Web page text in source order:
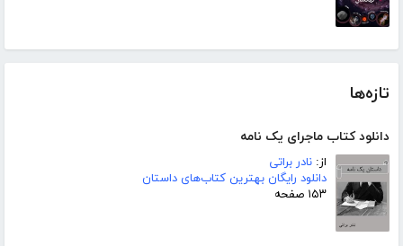
تازه‌ها
دانلود کتاب ماجرای یک نامه
از: نادر براتی
دانلود رایگان بهترین کتاب‌های داستان
۱۵۳ صفحه